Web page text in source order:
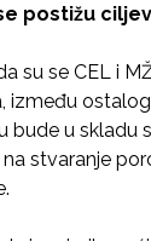
postižu
su se CEL i
između
bude u skladu
stvaranje